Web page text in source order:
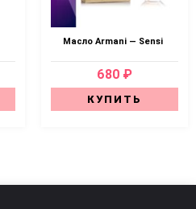
Масло Armani — Sensi
680 ₽
КУПИТЬ